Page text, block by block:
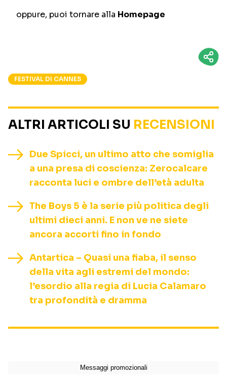
FESTIVAL DI CANNES
ALTRI ARTICOLI SU RECENSIONI
Due Spicci, un ultimo atto che somiglia
a una presa di coscienza: Zerocalcare
racconta luci e ombre dell’età adulta
The Boys 5 è la serie più politica degli
ultimi dieci anni. E non ve ne siete
ancora accorti fino in fondo
Antartica – Quasi una fiaba, il senso
della vita agli estremi del mondo:
l’esordio alla regia di Lucia Calamaro
tra profondità e dramma